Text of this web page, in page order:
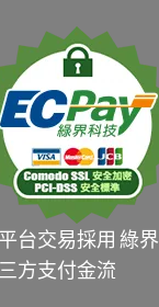
台交易採用 綠界
方支付金流